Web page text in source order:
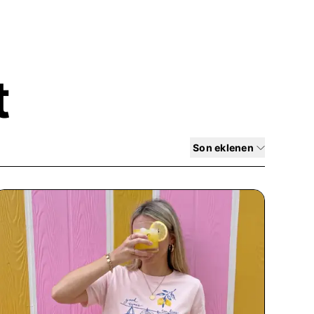
ve size en iyi alışveriş deneyimini
Son eklenen